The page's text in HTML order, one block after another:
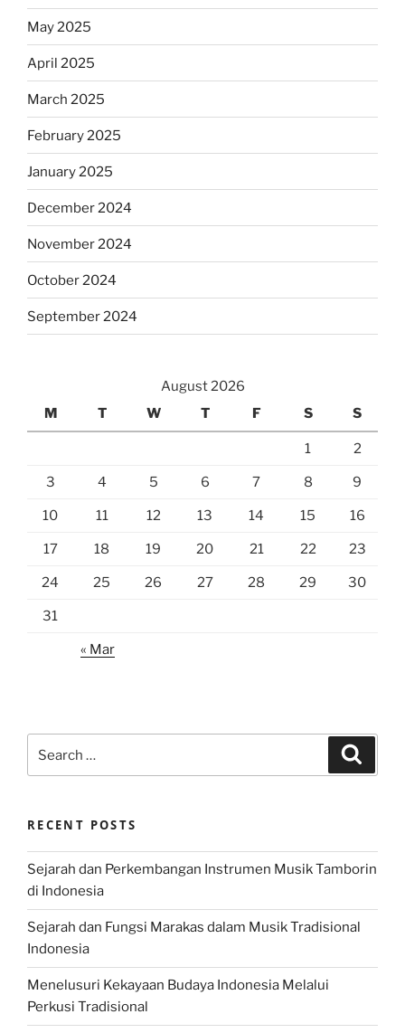
May 2025
April 2025
March 2025
February 2025
January 2025
December 2024
November 2024
October 2024
September 2024
August 2026
M
T W T F S S
1 2
3 4 5 6 7 8 9
10 11 12 13 14 15 16
17 18 19 20 21 22 23
24 25 26 27 28 29 30
31
« Mar
for:
RECENT POSTS
Sejarah dan Perkembangan Instrumen Musik Tamborin
di Indonesia
Sejarah dan Fungsi Marakas dalam Musik Tradisional
Indonesia
Menelusuri Kekayaan Budaya Indonesia Melalui
Perkusi Tradisional